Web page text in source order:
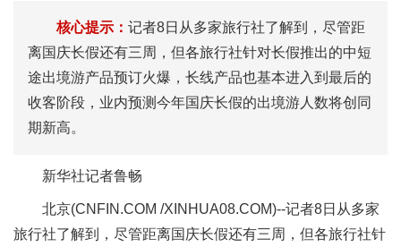
核心提示： 记者8日从多家旅行社了解到，尽管距
离国庆长假还有三周，但各旅行社针对长假推出的中短
途出境游产品预订火爆，长线产品也基本进入到最后的
收客阶段，业内预测今年国庆长假的出境游人数将创同
期新高。
新华社记者鲁畅
北京(CNFIN.COM /XINHUA08.COM)--记者8日从多家
旅行社了解到，尽管距离国庆长假还有三周，但各旅行社针